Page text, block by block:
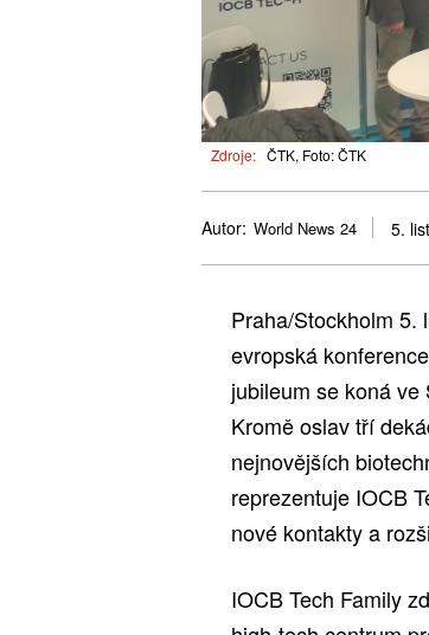
Zdroje: ČTK, Foto: ČTK
Autor: World News 24 5.
Praha/Stockholm 5.
evropská
jubileum se koná
Kromě oslav tří
nejnovějších
reprezentuje IOCB
nové kontakty a
IOCB Tech Family